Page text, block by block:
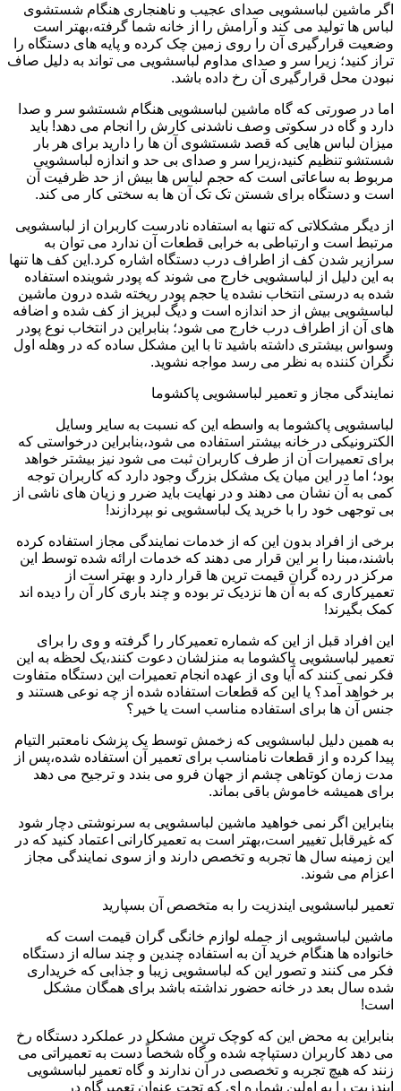
اگر ماشین لباسشویی صدای عجیب و ناهنجاری هنگام شستشوی
لباس ها تولید می کند و آرامش را از خانه شما گرفته،بهتر است
وضعیت قرارگیری آن را روی زمین چک کرده و پایه های دستگاه را
تراز کنید؛ زیرا سر و صدای مداوم لباسشویی می تواند به دلیل صاف
نبودن محل قرارگیری آن رخ داده باشد.
اما در صورتی که گاه ماشین لباسشویی هنگام شستشو سر و صدا
دارد و گاه در سکوتی وصف ناشدنی کارش را انجام می دهد! باید
میزان لباس هایی که قصد شستشوی آن ها را دارید برای هر بار
شستشو تنظیم کنید،زیرا سر و صدای بی حد و اندازه لباسشویی
مربوط به ساعاتی است که حجم لباس ها بیش از حد ظرفیت آن
است و دستگاه برای شستن تک تک آن ها به سختی کار می کند.
از دیگر مشکلاتی که تنها به استفاده نادرست کاربران از لباسشویی
مرتبط است و ارتباطی به خرابی قطعات آن ندارد می توان به
سرازیر شدن کف از اطراف درب دستگاه اشاره کرد.این کف ها تنها
به این دلیل از لباسشویی خارج می شوند که پودر شوینده استفاده
شده به درستی انتخاب نشده یا حجم پودر ریخته شده درون ماشین
لباسشویی بیش از حد اندازه است و دیگ لبریز از کف شده و اضافه
های آن از اطراف درب خارج می شود؛ بنابراین در انتخاب نوع پودر
وسواس بیشتری داشته باشید تا با این مشکل ساده که در وهله اول
نگران کننده به نظر می رسد مواجه نشوید.
نمایندگی مجاز و تعمیر لباسشویی پاکشوما
لباسشویی پاکشوما به واسطه این که نسبت به سایر وسایل
الکترونیکی در خانه بیشتر استفاده می شود،بنابراین درخواستی که
برای تعمیرات آن از طرف کاربران ثبت می شود نیز بیشتر خواهد
بود؛ اما در این میان یک مشکل بزرگ وجود دارد که کاربران توجه
کمی به آن نشان می دهند و در نهایت باید ضرر و زیان های ناشی از
بی توجهی خود را با خرید یک لباسشویی نو بپردازند!
برخی از افراد بدون این که از خدمات نمایندگی مجاز استفاده کرده
باشند،مبنا را بر این قرار می دهند که خدمات ارائه شده توسط این
مرکز در رده گران قیمت ترین ها قرار دارد و بهتر است از
تعمیرکاری که به آن ها نزدیک تر بوده و چند باری کار آن را دیده اند
کمک بگیرند!
این افراد قبل از این که شماره تعمیرکار را گرفته و وی را برای
تعمیر لباسشویی پاکشوما به منزلشان دعوت کنند،یک لحظه به این
فکر نمی کنند که آیا وی از عهده انجام تعمیرات این دستگاه متفاوت
بر خواهد آمد؟ یا این که قطعات استفاده شده از چه نوعی هستند و
جنس آن ها برای استفاده مناسب است یا خیر؟
به همین دلیل لباسشویی که زخمش توسط یک پزشک نامعتبر التیام
پیدا کرده و از قطعات نامناسب برای تعمیر آن استفاده شده،پس از
مدت زمان کوتاهی چشم از جهان فرو می بندد و ترجیح می دهد
برای همیشه خاموش باقی بماند.
بنابراین اگر نمی خواهید ماشین لباسشویی به سرنوشتی دچار شود
که غیرقابل تغییر است،بهتر است به تعمیرکارانی اعتماد کنید که در
این زمینه سال ها تجربه و تخصص دارند و از سوی نمایندگی مجاز
اعزام می شوند.
تعمیر لباسشویی ایندزیت را به متخصص آن بسپارید
ماشین لباسشویی از جمله لوازم خانگی گران قیمت است که
خانواده ها هنگام خرید آن به استفاده چندین و چند ساله از دستگاه
فکر می کنند و تصور این که لباسشویی زیبا و جذابی که خریداری
شده سال بعد در خانه حضور نداشته باشد برای همگان مشکل
است!
بنابراین به محض این که کوچک ترین مشکل در عملکرد دستگاه رخ
می دهد کاربران دستپاچه شده و گاه شخصاً دست به تعمیراتی می
زنند که هیچ تجربه و تخصصی در آن ندارند و گاه تعمیر لباسشویی
ایندزیت را به اولین شماره ای که تحت عنوان تعمیرگاه در